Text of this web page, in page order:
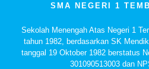
SMA NEGERI 1
Sekolah Menengah Atas Negeri 1
tahun 1982, berdasarkan SK
tanggal 19 Oktober 1982 berstatus
301090513003 dan